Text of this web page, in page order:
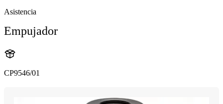
Asistencia
Empujador
CP9546/01